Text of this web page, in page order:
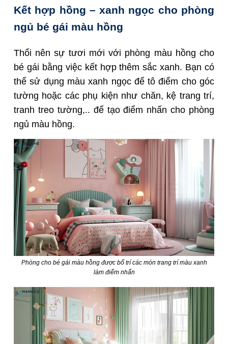
Kết hợp hồng – xanh ngọc cho phòng
ngủ bé gái màu hồng
Thổi nên sự tươi mới với phòng màu hồng cho
bé gái bằng việc kết hợp thêm sắc xanh. Bạn có
thể sử dụng màu xanh ngọc để tô điểm cho góc
tường hoặc các phụ kiện như chăn, kệ trang trí,
tranh treo tường,.. để tạo điểm nhấn cho phòng
ngủ màu hồng.
Phòng cho bé gái màu hồng được bố trí các món trang trí màu xanh
làm điểm nhấn